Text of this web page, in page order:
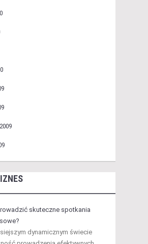
skuteczne spotkania
dynamicznym świecie